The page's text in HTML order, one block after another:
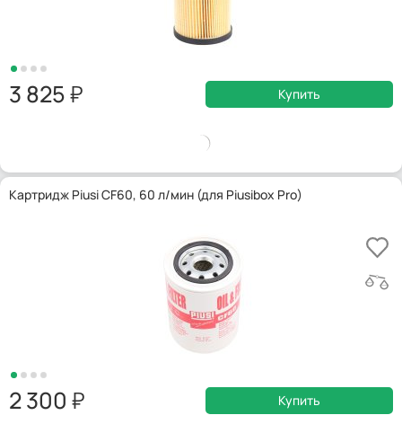
3 825 Купить
Картридж Piusi CF60, 60 л/мин (для Piusibox Pro)
2 300 Купить